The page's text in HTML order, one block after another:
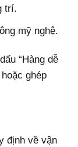
trí.
mỹ nghệ.
“Hàng dễ
ghép
định về vận